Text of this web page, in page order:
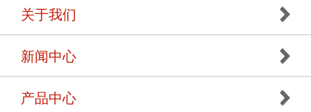
关于我们
新闻中心
产品中心